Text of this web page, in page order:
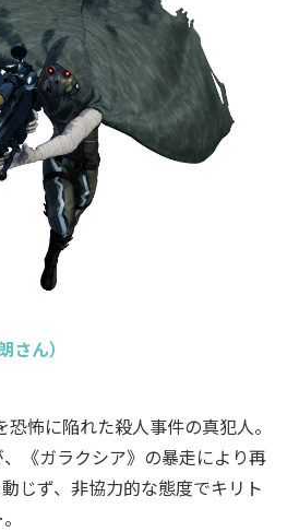
ん）
怖に陥れた殺人事件の真犯人。
《ガラクシア》の暴走により再
じず、非協力的な態度でキリト